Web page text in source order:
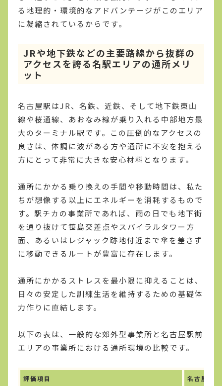
る地理的・環境的なアドバンテージがこのエリア
に凝縮されているからです。
JRや地下鉄などの主要路線から抜群の
アクセスを誇る名駅エリアの通所メリ
ット
名古屋駅はJR、名鉄、近鉄、そして地下鉄東山
線や桜通線、あおなみ線が乗り入れる中部地方最
大のターミナル駅です。この圧倒的なアクセスの
良さは、体調に波がある方や通所に不安を抱える
方にとって非常に大きな安心材料となります。
通所にかかる乗り換えの手間や移動時間は、私た
ちが想像する以上にエネルギーを消耗するもので
す。駅チカの事業所であれば、雨の日でも地下街
を通り抜けて笹島交差点やスパイラルタワー方
面、あるいはレジャック跡地付近まで傘を差さず
に移動できるルートが豊富に存在します。
通所にかかるストレスを最小限に抑えることは、
日々の安定した訓練生活を維持するための基礎体
力作りに直結します。
以下の表は、一般的な郊外型事業所と名古屋駅前
エリアの事業所における通所環境の比較です。
評価項目 名古屋駅